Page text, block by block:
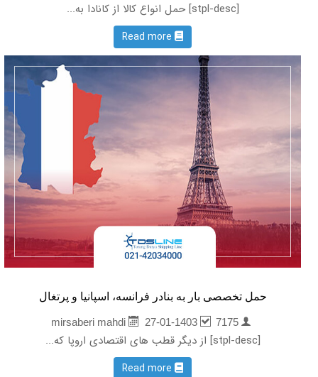
[stpl-desc] حمل انواع کالا از کانادا به...
Read more
حمل تخصصی بار به بنادر فرانسه، اسپانیا و پرتغال
mirsaberi mahdi
27-01-1403 7175
[stpl-desc] از دیگر قطب های اقتصادی اروپا که...
Read more